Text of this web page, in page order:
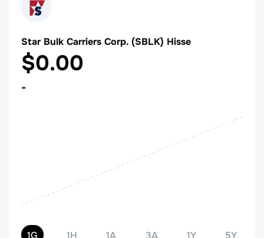
Star Bulk Carriers Corp. (SBLK) Hisse
$0.00
-
1G 1H 1A 3A 1Y 5Y